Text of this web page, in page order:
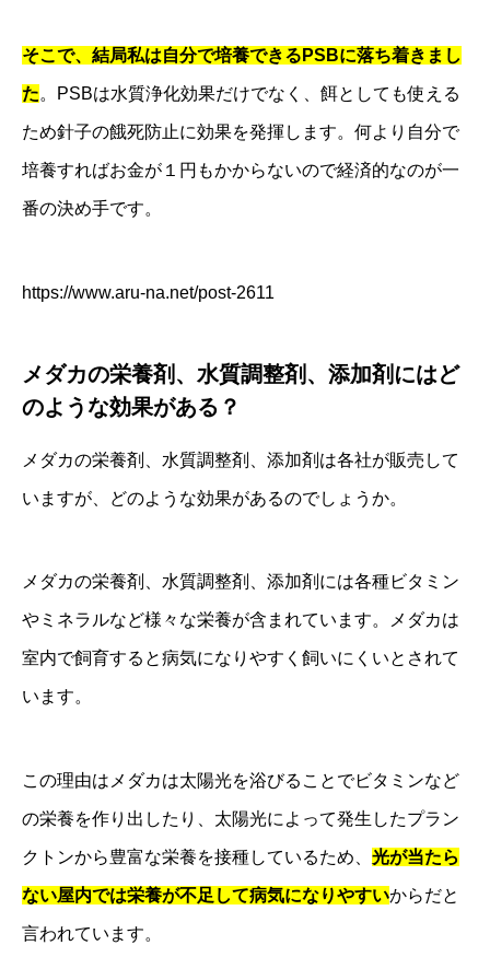
そこで、結局私は自分で培養できるPSBに落ち着きまし
た。PSBは水質浄化効果だけでなく、餌としても使える
ため針子の餓死防止に効果を発揮します。何より自分で
培養すればお金が１円もかからないので経済的なのが一
番の決め手です。
https://www.aru-na.net/post-2611
メダカの栄養剤、水質調整剤、添加剤にはど
のような効果がある？
メダカの栄養剤、水質調整剤、添加剤は各社が販売して
いますが、どのような効果があるのでしょうか。
メダカの栄養剤、水質調整剤、添加剤には各種ビタミン
やミネラルなど様々な栄養が含まれています。メダカは
室内で飼育すると病気になりやすく飼いにくいとされて
います。
この理由はメダカは太陽光を浴びることでビタミンなど
の栄養を作り出したり、太陽光によって発生したプラン
クトンから豊富な栄養を接種しているため、 光が当たら
ない屋内では栄養が不足して病気になりやすいからだと
言われています。